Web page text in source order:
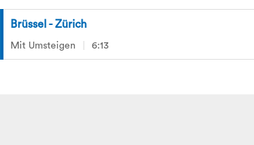
Brüssel - Zürich
Mit Umsteigen 6:13